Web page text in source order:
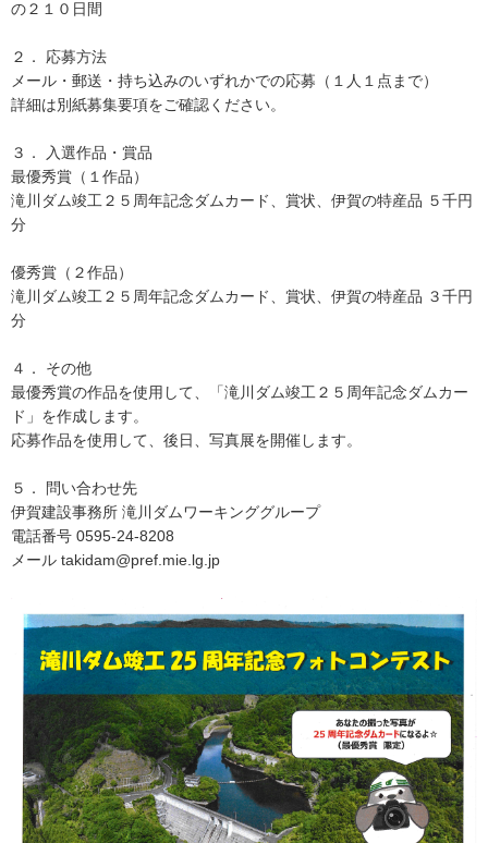
の２１０日間
２． 応募方法
メール・郵送・持ち込みのいずれかでの応募（１人１点まで）
詳細は別紙募集要項をご確認ください。
３． 入選作品・賞品
最優秀賞（１作品）
滝川ダム竣工２５周年記念ダムカード、賞状、伊賀の特産品 ５千円
分
優秀賞（２作品）
滝川ダム竣工２５周年記念ダムカード、賞状、伊賀の特産品 ３千円
分
４． その他
最優秀賞の作品を使用して、「滝川ダム竣工２５周年記念ダムカー
ド」を作成します。
応募作品を使用して、後日、写真展を開催します。
５． 問い合わせ先
伊賀建設事務所 滝川ダムワーキンググループ
電話番号 0595-24-8208
メール takidam@pref.mie.lg.jp